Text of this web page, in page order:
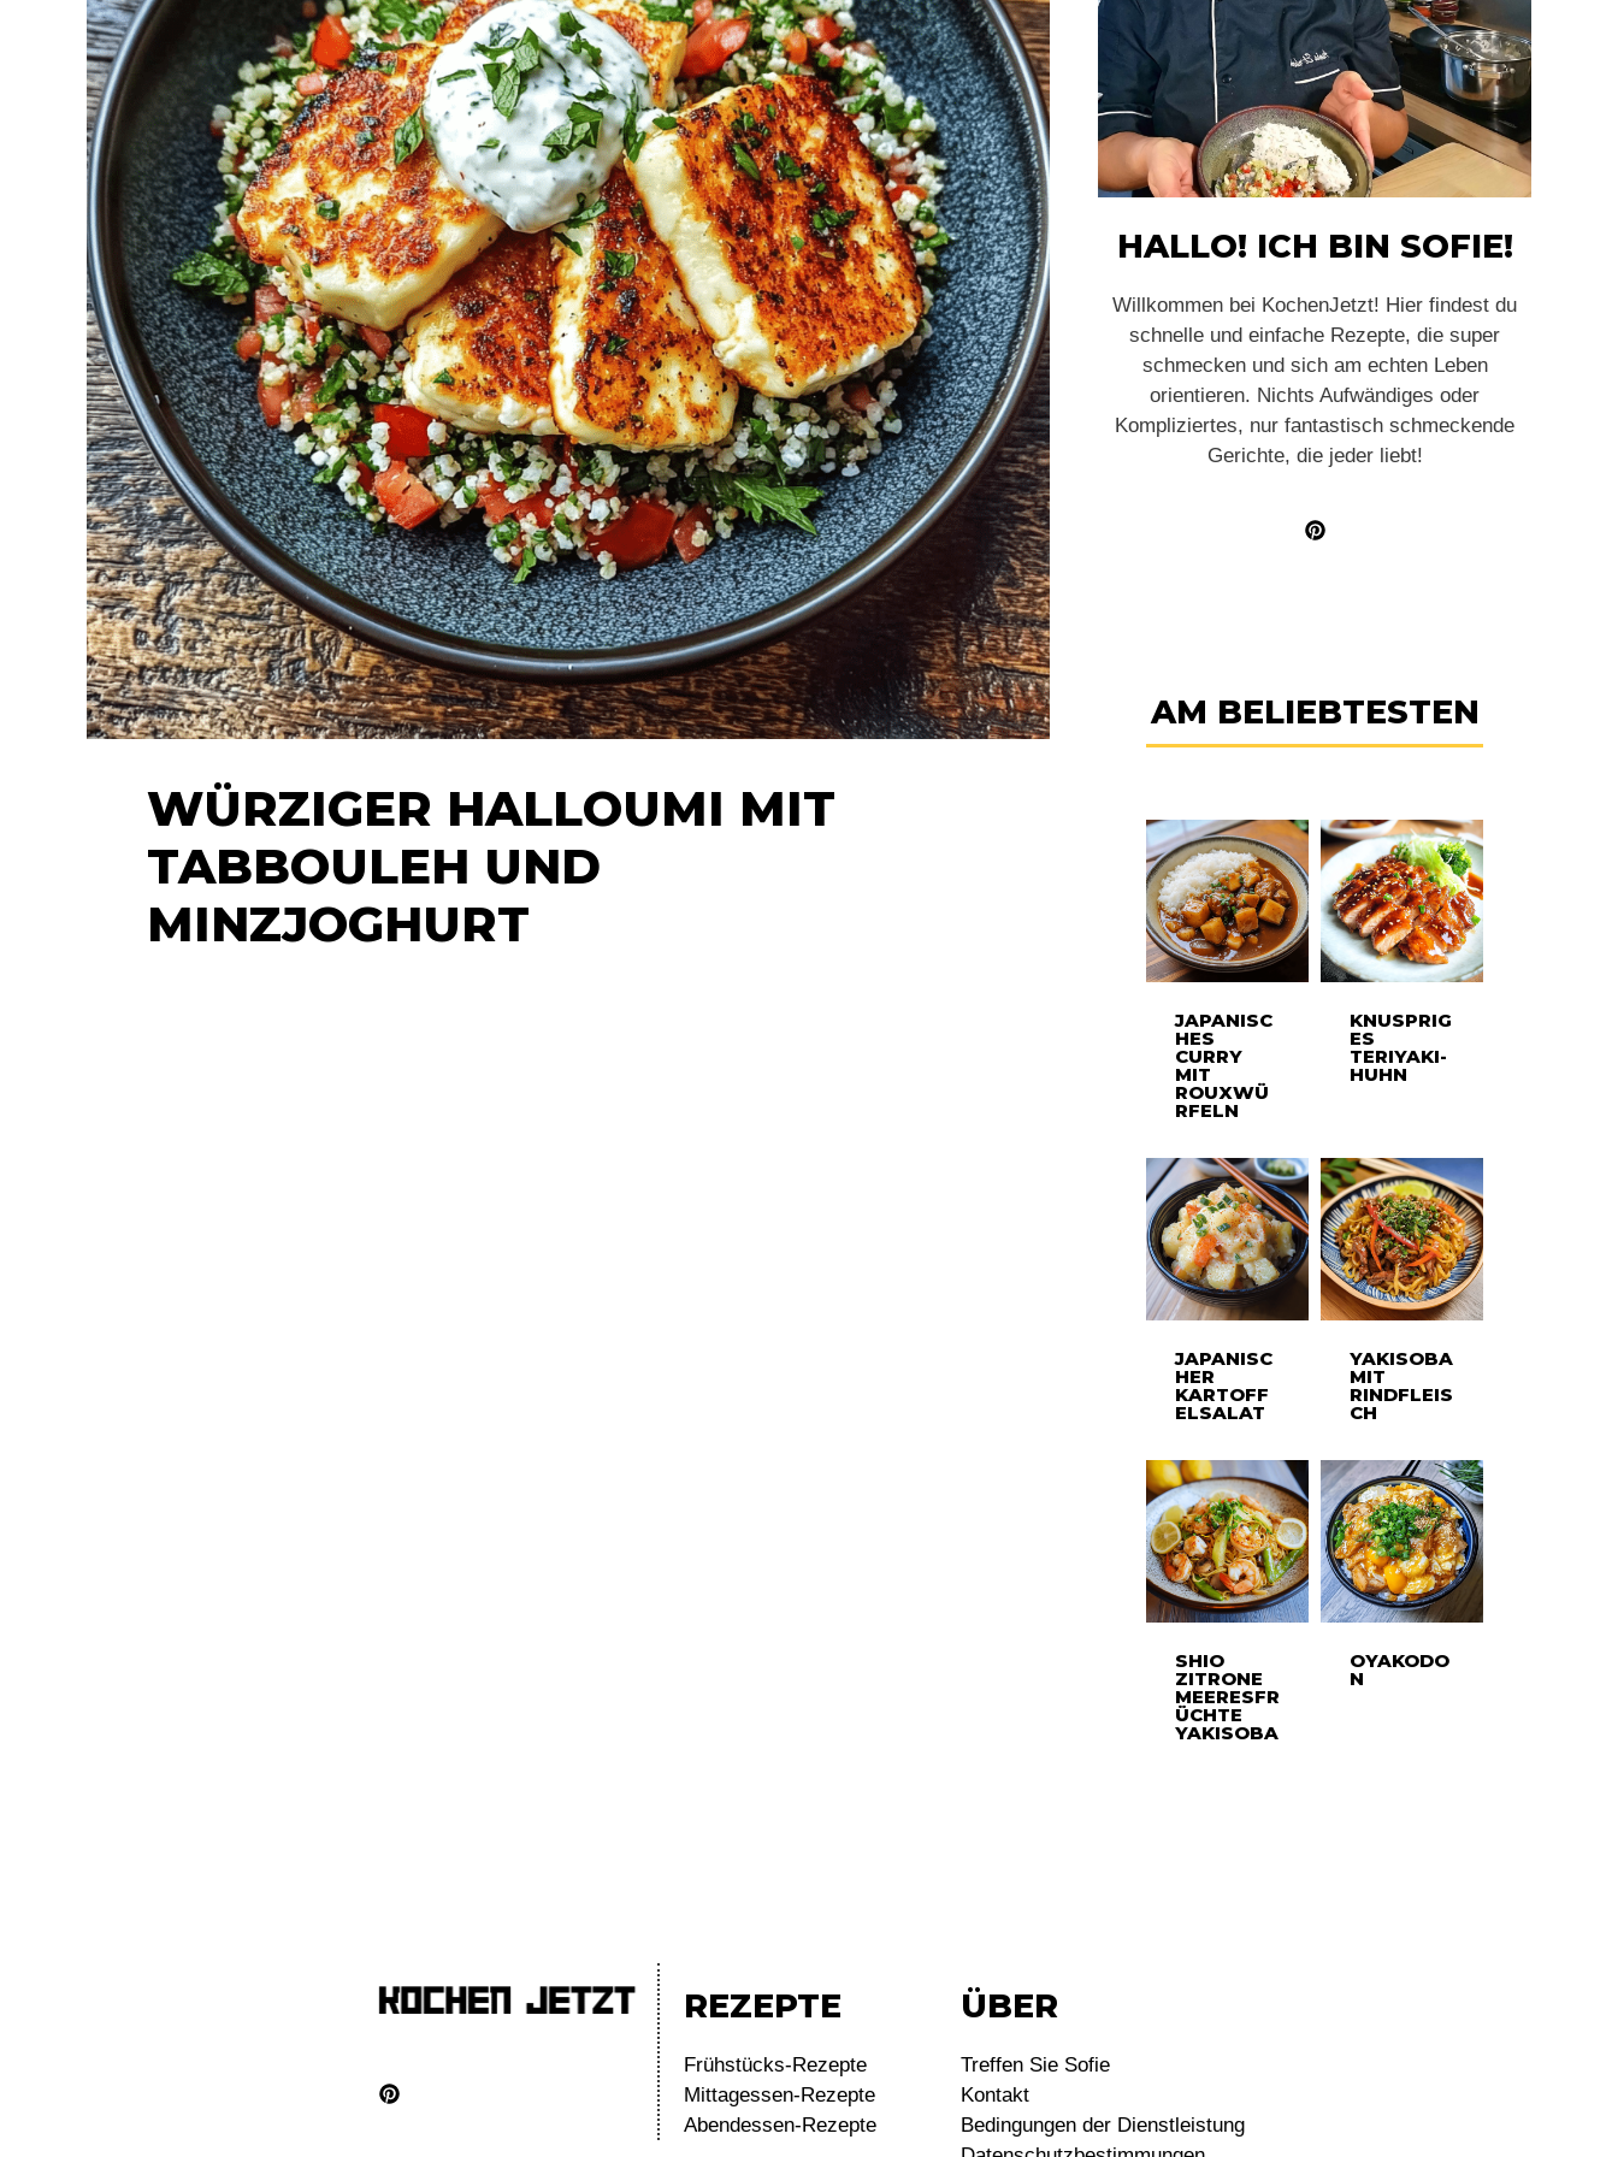
WÜRZIGER HALLOUMI MIT
TABBOULEH UND
MINZJOGHURT
HALLO! ICH BIN SOFIE!
Willkommen bei KochenJetzt! Hier findest du
schnelle und einfache Rezepte, die super
schmecken und sich am echten Leben
orientieren. Nichts Aufwändiges oder
Kompliziertes, nur fantastisch schmeckende
Gerichte, die jeder liebt!
AM BELIEBTESTEN
JAPANISC
HES
CURRY
MIT
ROUXWÜ
RFELN
KNUSPRIG
ES
TERIYAKI-
HUHN
JAPANISC
HER
KARTOFF
ELSALAT
YAKISOBA
MIT
RINDFLEIS
CH
SHIO
ZITRONE
MEERESFR
ÜCHTE
YAKISOBA
OYAKODO
N
REZEPTE
Frühstücks-Rezepte
Mittagessen-Rezepte
Abendessen-Rezepte
ÜBER
Treffen Sie Sofie
Kontakt
Bedingungen der Dienstleistung